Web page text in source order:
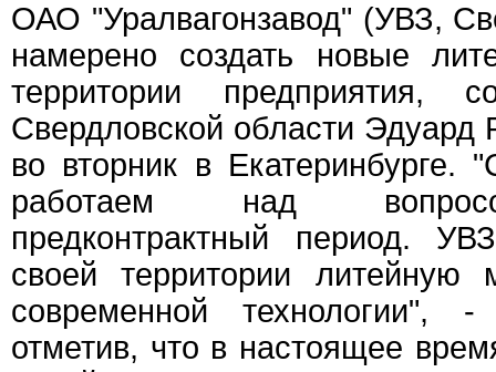
ОАО "Уралвагонзавод" (УВЗ,
намерено создать новые
территории предприятия,
Свердловской области Эдуард
во вторник в Екатеринбурге.
работаем над
предконтрактный период.
своей территории
современной технологии",
отметив, что в настоящее